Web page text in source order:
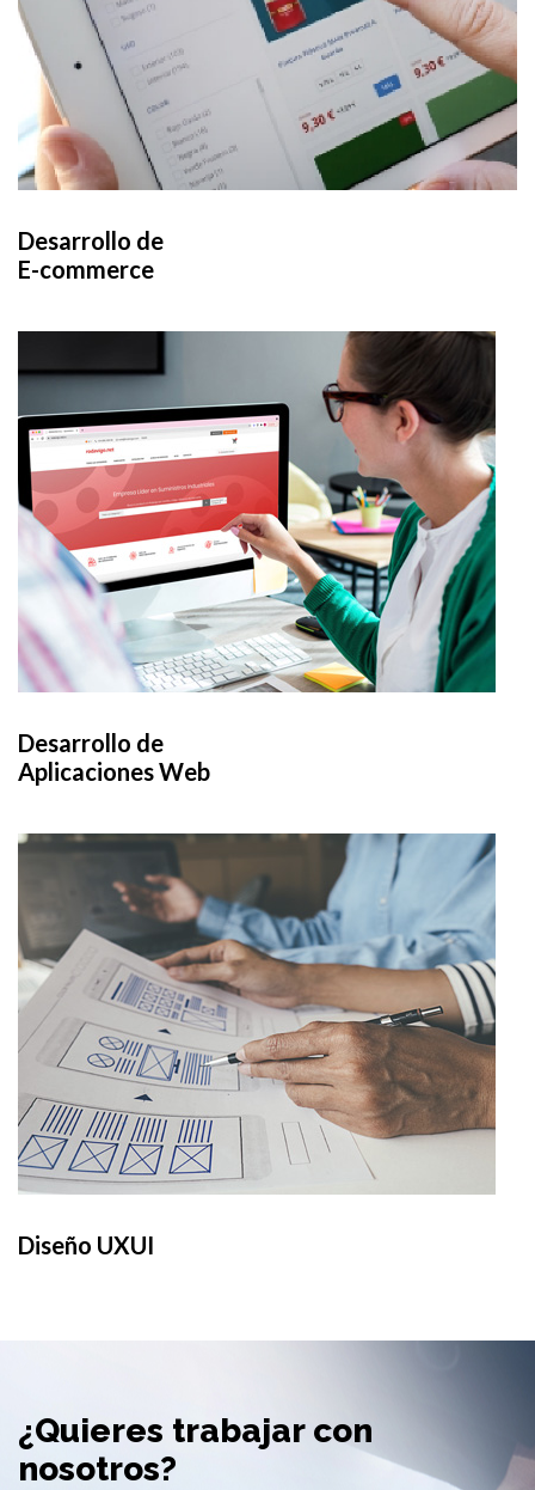
Desarrollo de
E-commerce
Desarrollo de
Aplicaciones Web
Diseño UXUI
¿Quieres trabajar con
nosotros?